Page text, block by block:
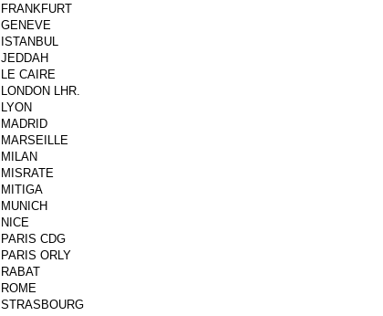
FRANKFURT
GENEVE
ISTANBUL
JEDDAH
LE CAIRE
LONDON LHR.
LYON
MADRID
MARSEILLE
MILAN
MISRATE
MITIGA
MUNICH
NICE
PARIS CDG
PARIS ORLY
RABAT
ROME
STRASBOURG